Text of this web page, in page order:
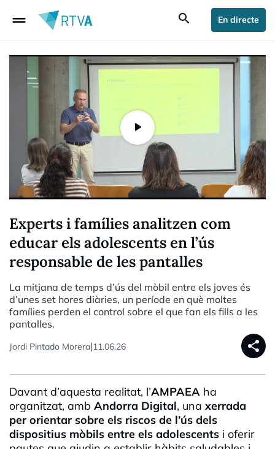
drag_handle search En directe
Experts i famílies analitzen com
educar els adolescents en l’ús
responsable de les pantalles
La mitjana de temps d’ús del mòbil entre els joves és
d’unes set hores diàries, un període en què moltes
famílies perden el control sobre el que fan els fills a les
pantalles.
Jordi Pintado Morera|11.06.26 share
Davant d’aquesta realitat, l’AMPAEA ha
organitzat, amb Andorra Digital, una xerrada
per orientar sobre els riscos de l’ús dels
dispositius mòbils entre els adolescents i oferir